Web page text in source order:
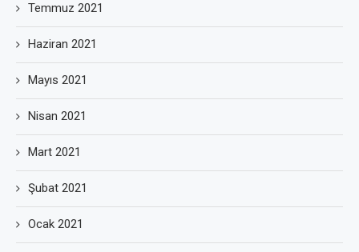
Temmuz 2021
Haziran 2021
Mayıs 2021
Nisan 2021
Mart 2021
Şubat 2021
Ocak 2021